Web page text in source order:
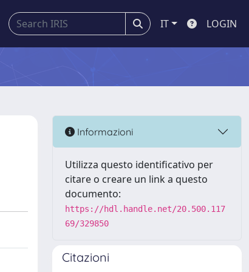
IT LOGIN
Informazioni
Utilizza questo identificativo per
citare o creare un link a questo
documento:
https://hdl.handle.net/20.500.117
69/329850
Citazioni